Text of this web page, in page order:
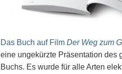
Das Buch auf FilmDer Weg zum
eine ungekürzte Präsentation des
Buchs. Es wurde für alle Arten